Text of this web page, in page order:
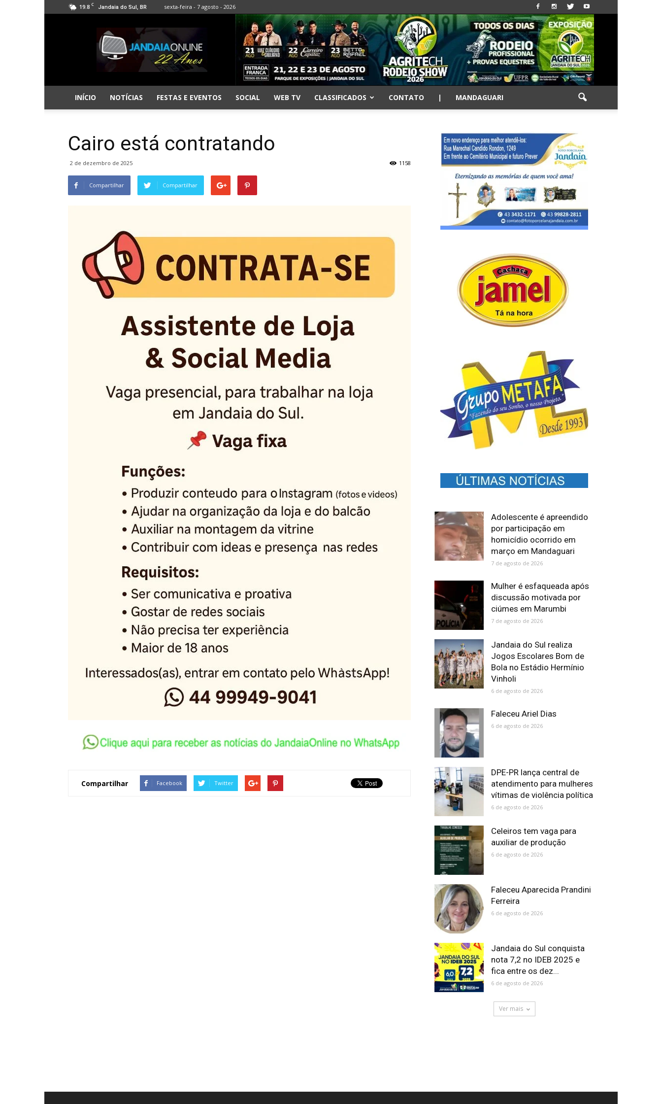
19.8 C Jandaia do Sul, BR sexta-feira - 7 agosto - 2026
Jandaia
Online
INÍCIO NOTÍCIAS FESTAS E EVENTOS SOCIAL WEB TV CLASSIFICADOS CONTATO | MANDAGUARI
Cairo está contratando
2 de dezembro de 2025 1158
Compartilhar Compartilhar
Compartilhar Facebook Twitter
Adolescente é apreendido
por participação em
homicídio ocorrido em
março em Mandaguari
7 de agosto de 2026
Mulher é esfaqueada após
discussão motivada por
ciúmes em Marumbi
7 de agosto de 2026
Jandaia do Sul realiza
Jogos Escolares Bom de
Bola no Estádio Hermínio
Vinholi
6 de agosto de 2026
Faleceu Ariel Dias
6 de agosto de 2026
DPE-PR lança central de
atendimento para mulheres
vítimas de violência política
6 de agosto de 2026
Celeiros tem vaga para
auxiliar de produção
6 de agosto de 2026
Faleceu Aparecida Prandini
Ferreira
6 de agosto de 2026
Jandaia do Sul conquista
nota 7,2 no IDEB 2025 e
fica entre os dez...
6 de agosto de 2026
Ver mais